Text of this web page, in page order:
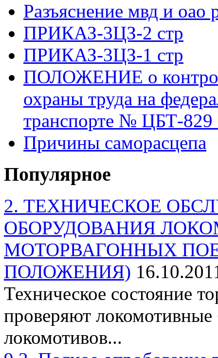
Разъяснение мвд и оао
ПРИКАЗ-3ЦЗ-2 стр
ПРИКАЗ-3ЦЗ-1 стр
ПОЛОЖЕНИЕ о
охраны труда на
транспорте № ЦБТ-829
Причины саморасцепа
Популярное
2. ТЕХНИЧЕСКОЕ
ОБОРУДОВАНИЯ
МОТОРВАГОННЫХ
ПОЛОЖЕНИЯ)
Техническое состояние
проверяют
локомотивов...